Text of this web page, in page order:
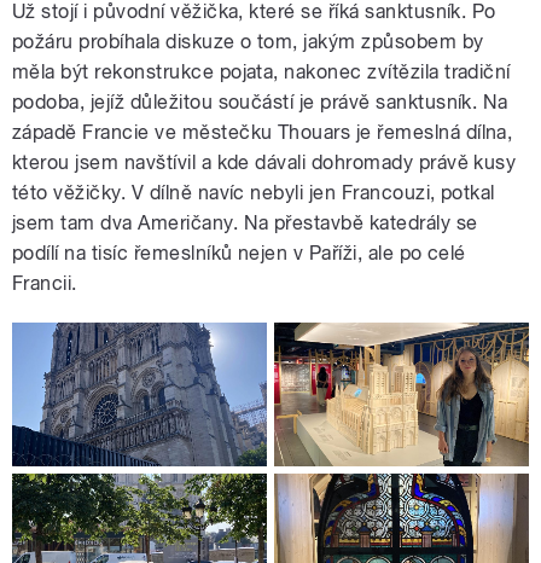
Už stojí i původní věžička, které se říká sanktusník. Po
požáru probíhala diskuze o tom, jakým způsobem by
měla být rekonstrukce pojata, nakonec zvítězila tradiční
podoba, jejíž důležitou součástí je právě sanktusník. Na
západě Francie ve městečku Thouars je řemeslná dílna,
kterou jsem navštívil a kde dávali dohromady právě kusy
této věžičky. V dílně navíc nebyli jen Francouzi, potkal
jsem tam dva Američany. Na přestavbě katedrály se
podílí na tisíc řemeslníků nejen v Paříži, ale po celé
Francii.